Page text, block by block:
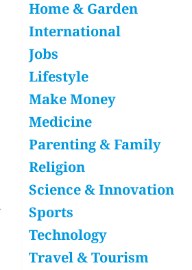
Home & Garden
International
Jobs
Lifestyle
Make Money
Medicine
Parenting & Family
Religion
Science & Innovation
Sports
Technology
Travel & Tourism